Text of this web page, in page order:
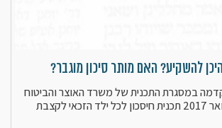
להשקיע? האם מותר סיכון מוגבר?
במסגרת התכנית של משרד האוצר והביטוח
הלאומי, נפתחה בינואר 2017 תכנית חיסכון לכל ילד הזכאי לקצבת